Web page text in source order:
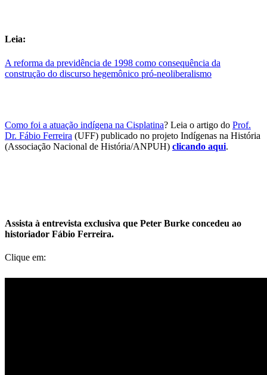
Leia:
A reforma da previdência de 1998 como consequência da
construção do discurso hegemônico pró-neoliberalismo
Como foi a atuação indígena na Cisplatina? Leia o artigo do Prof.
Dr. Fábio Ferreira (UFF) publicado no projeto Indígenas na História
(Associação Nacional de História/ANPUH) clicando aqui.
Assista à entrevista exclusiva que Peter Burke concedeu ao
historiador Fábio Ferreira.
Clique em: